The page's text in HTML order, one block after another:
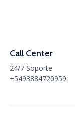
Call Center
24/7 Soporte
+5493884720959